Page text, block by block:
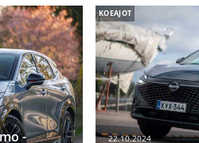
-
KOEAJOT
22.10.2024